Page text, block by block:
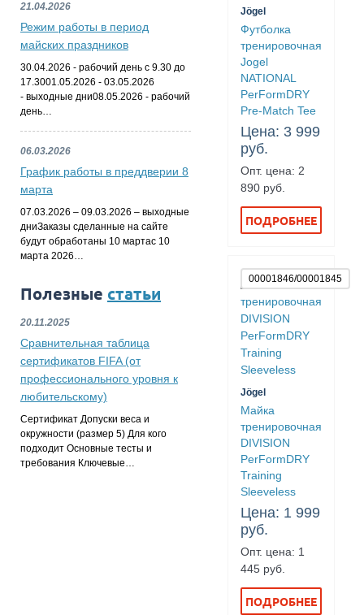
21.04.2026
Режим работы в период
майских праздников
30.04.2026 - рабочий день с 9.30 до
17.3001.05.2026 - 03.05.2026
- выходные дни08.05.2026 - рабочий
день…
06.03.2026
График работы в преддверии 8
марта
07.03.2026 – 09.03.2026 – выходные
дниЗаказы сделанные на сайте
будут обработаны 10 мартас 10
марта 2026…
Полезные статьи
20.11.2025
Сравнительная таблица
сертификатов FIFA (от
профессионального уровня к
любительскому)
Сертификат Допуски веса и
окружности (размер 5) Для кого
подходит Основные тесты и
требования Ключевые…
Jögel
Футболка
тренировочная
Jogel
NATIONAL
PerFormDRY
Pre-Match Tee
Цена: 3 999
руб.
Опт. цена: 2
890 руб.
ПОДРОБНЕЕ
00001846/00001845
Jögel
Майка
тренировочная
DIVISION
PerFormDRY
Training
Sleeveless
Цена: 1 999
руб.
Опт. цена: 1
445 руб.
ПОДРОБНЕЕ